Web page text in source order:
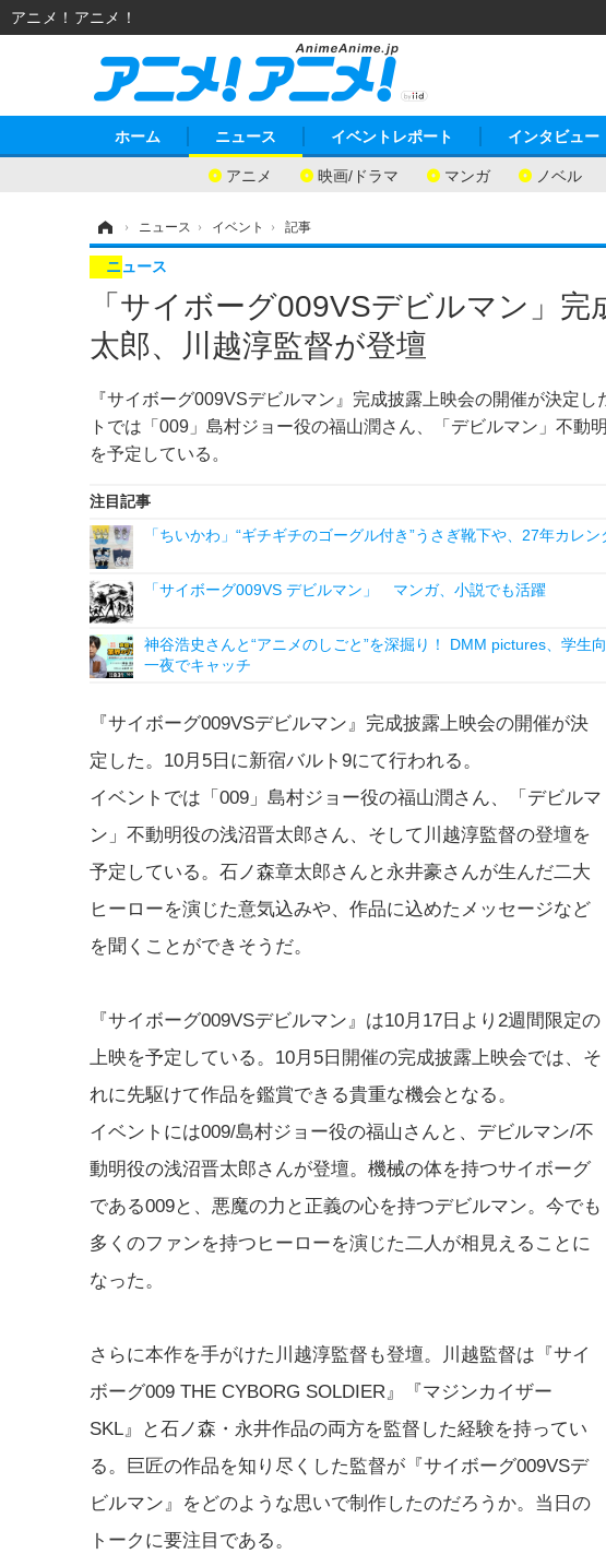
ホーム ニュース
アニメ 映画/ドラマ マンガ ノベル
イベントレポート インタビュー
› ニュース › イベント › 記事
「サイボーグ009VSデビルマン」
太郎、川越淳監督が登壇
『サイボーグ009VSデビルマン』完成披露上映会の開催が決定
トでは「009」島村ジョー役の福山潤さん、「デビルマン」不動
を予定している。
ニュース
注目記事
「ちいかわ」“ギチギチのゴーグル付き”うさぎ靴下や、27年カレ
「サイボーグ009VS デビルマン」 マンガ、小説でも活躍
神谷浩史さんと“アニメのしごと”を深掘り！ DMM pictures、学
一夜でキャッチ
『サイボーグ009VSデビルマン』完成披露上映会の開催が決
定した。10月5日に新宿バルト9にて行われる。
イベントでは「009」島村ジョー役の福山潤さん、「デビルマ
ン」不動明役の浅沼晋太郎さん、そして川越淳監督の登壇を
予定している。石ノ森章太郎さんと永井豪さんが生んだ二大
ヒーローを演じた意気込みや、作品に込めたメッセージなど
を聞くことができそうだ。
『サイボーグ009VSデビルマン』は10月17日より2週間限定の
上映を予定している。10月5日開催の完成披露上映会では、そ
れに先駆けて作品を鑑賞できる貴重な機会となる。
イベントには009/島村ジョー役の福山さんと、デビルマン/不
動明役の浅沼晋太郎さんが登壇。機械の体を持つサイボーグ
である009と、悪魔の力と正義の心を持つデビルマン。今でも
多くのファンを持つヒーローを演じた二人が相見えることに
なった。
さらに本作を手がけた川越淳監督も登壇。川越監督は『サイ
ボーグ009 THE CYBORG SOLDIER』『マジンカイザー
SKL』と石ノ森・永井作品の両方を監督した経験を持ってい
る。巨匠の作品を知り尽くした監督が『サイボーグ009VSデ
ビルマン』をどのような思いで制作したのだろうか。当日の
トークに要注目である。
アニメ！アニメ！